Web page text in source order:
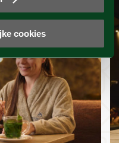
cookies